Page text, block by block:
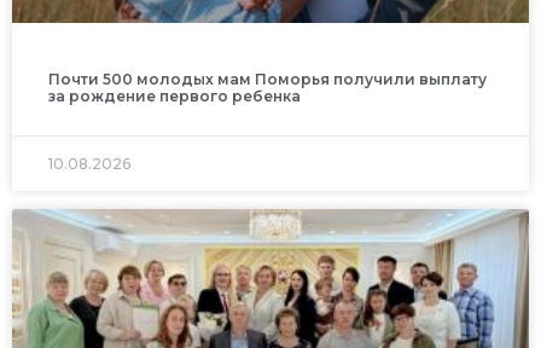
Почти 500 молодых мам Поморья получили выплату
за рождение первого ребенка
10.08.2026